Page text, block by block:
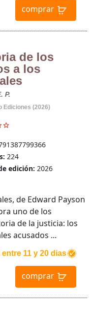
comprar
de los
a los
P.
Ediciones (2026)
224
edición: 2026
11 y 20 dias
comprar
de Edward Payson
uno de los
de la justicia: los
acusados ...